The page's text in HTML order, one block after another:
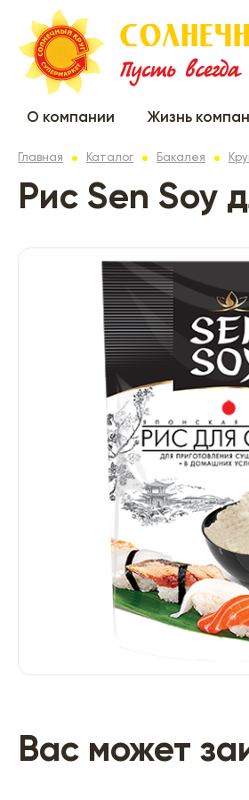
О компании Жизнь
Главная Каталог Бакалея
Рис Sen Soy
Вас может